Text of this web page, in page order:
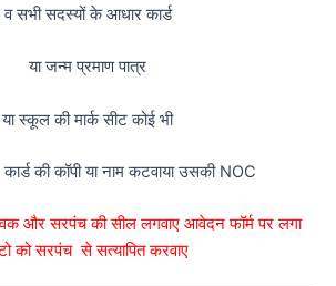
व सभी सदस्यों के आधार कार्ड
या जन्म प्रमाण पात्र
या स्कूल की मार्क सीट कोई भी
की कॉपी या नाम कटवाया उसकी NOC
और सरपंच की सील लगवाए आवेदन फॉर्म पर लगा
को सरपंच से सत्यापित करवाए